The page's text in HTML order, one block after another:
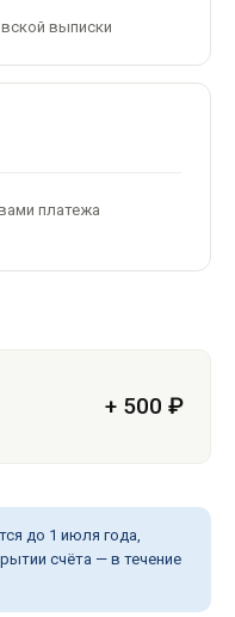
выписки
платежа
+ 500 ₽
до 1 июля года,
счёта — в течение